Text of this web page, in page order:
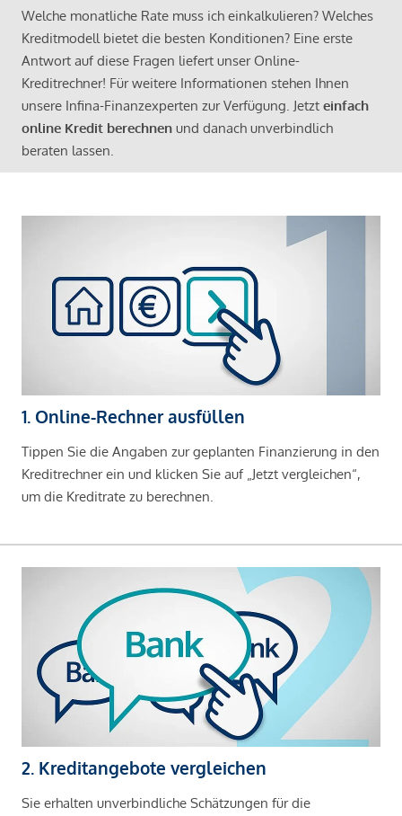
Welche monatliche Rate muss ich einkalkulieren? Welches
Kreditmodell bietet die besten Konditionen? Eine erste
Antwort auf diese Fragen liefert unser Online-
Kreditrechner! Für weitere Informationen stehen Ihnen
unsere Infina-Finanzexperten zur Verfügung. Jetzt einfach
online Kredit berechnen und danach unverbindlich
beraten lassen.
1. Online-Rechner ausfüllen
Tippen Sie die Angaben zur geplanten Finanzierung in den
Kreditrechner ein und klicken Sie auf „Jetzt vergleichen“,
um die Kreditrate zu berechnen.
2. Kreditangebote vergleichen
Sie erhalten unverbindliche Schätzungen für die